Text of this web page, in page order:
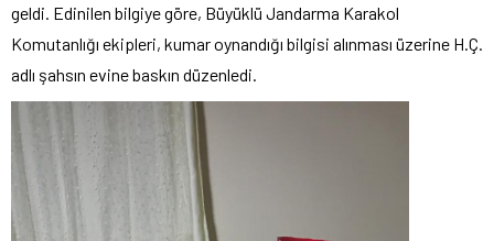
geldi. Edinilen bilgiye göre, Büyüklü Jandarma Karakol
Komutanlığı ekipleri, kumar oynandığı bilgisi alınması üzerine H.Ç.
adlı şahsın evine baskın düzenledi.